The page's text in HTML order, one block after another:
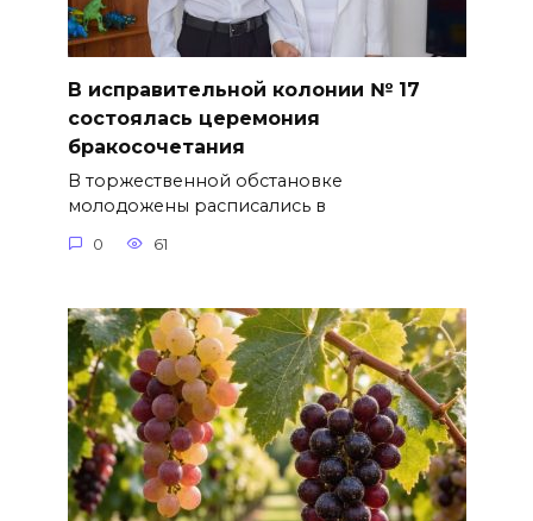
В исправительной колонии № 17
состоялась церемония
бракосочетания
В торжественной обстановке
молодожены расписались в
0 61